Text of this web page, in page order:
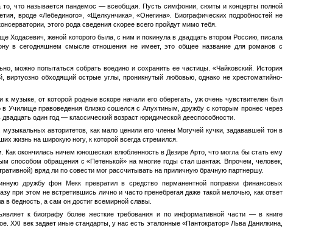
то, что называется пандемос — всеобщая. Пусть симфонии, сюиты и концерты полной
вроде «Лебединого», «Щелкунчика», «Онегина». Биографических подробностей не
этого рода сведения скорее всего пройдут мимо тебя.
Ходасевич, женой которого была, с ним и покинула в двадцать втором Россию, писала
в сегодняшнем смысле отношения не имеет, это общее название для романов с
можно попытаться собрать воедино и сохранить ее частицы. «Чайковский. История
обходящий острые углы, проникнутый любовью, однако не хрестоматийно-
от которой родные вскоре начали его оберегать, уж очень чувствителен был
Училище правоведения близко сошелся с Апухтиным, дружбу с которым пронес через
один год — классический возраст юридической дееспособности.
авторитетов, как мало ценили его члены Могучей кучки, задававшей тон в
жизнь на широкую ногу, к которой всегда стремился.
окончилась ничем юношеская влюбленность в Дезире Арто, что могла бы стать ему
способом обращения с «Петенькой» на многие годы стал шантаж. Впрочем, человек,
вряд ли по совести мог рассчитывать на приличную брачную партнершу.
дружбу фон Мекк превратил в средство перманентной поправки финансовых
при этом не встретившись лично и часто пренебрегая даже такой мелочью, как ответ
в бедность, а сам он достиг всемирной славы.
к биографу более жесткие требования и по информативной части — в книге
XXI век задает иные стандарты, у нас есть эталонные «Пантократор» Льва Данилкина,